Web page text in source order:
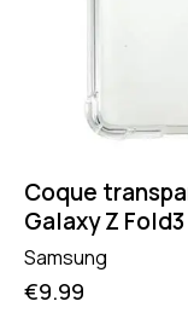
Coque
Galaxy Z
Samsung
€9.99